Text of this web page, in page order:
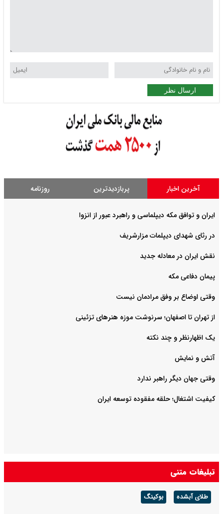
ارسال نظر
آخرین اخبار پربازدیدترین روزنامه
ایران و توافق مکه دیپلماسی و راهبرد عبور از انزوا
در رثای شهدای دیپلمات مزارشریف
نقش ایران در معادله جدید
پیمان دفاعی مکه
وقتی اوضاع بر وفق مرادمان نیست
از تهران تا اصفهان؛ سرنوشت موزه هنرهای تزئینی
یک اظهارنظر و چند نکته
آتش و نمایش
وقتی جهان دیگر راهبر ندارد
کیفیت اشتغال؛ حلقه مفقوده توسعه ایران
تبلیغات متنی
طلای آبشده بوکینگ